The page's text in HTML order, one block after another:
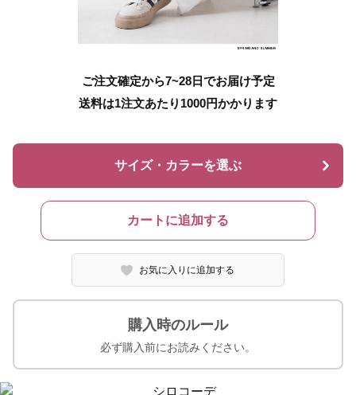
ご注文確定から7~28日でお届け予定
送料は1注文あたり 1000円かかります
サイズ・カラーを選ぶ
カートに追加する
お気に入りに追加する
購入時のルール
必ず購入前にお読みください。